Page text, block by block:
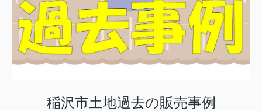
稲沢市土地過去の販売事例